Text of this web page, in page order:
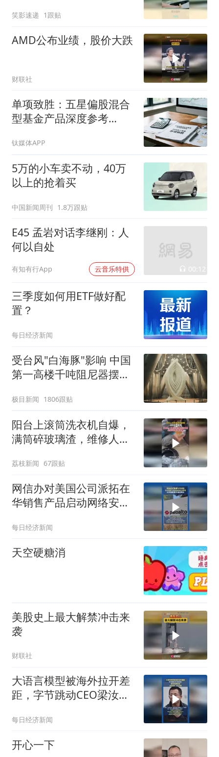
笑影速递 1跟贴
AMD公布业绩，股价大跌
财联社
单项致胜：五星偏股混合
型基金产品深度参考
钛媒体APP
5万的小车卖不动，40万
以上的抢着买
中国新闻周刊 1.8万跟贴
E45 孟岩对话李继刚：人
何以自处
有知有行App 云音乐特供 00:12
三季度如何用ETF做好配
置？
每日经济新闻
受台风"白海豚"影响 中国
第一高楼千吨阻尼器摆动
极目新闻 1806跟贴
阳台上滚筒洗衣机自爆，
满筒碎玻璃渣，维修人员
洗衣机自爆
荔枝新闻 67跟贴
网信办对美国公司派拓在
华销售产品启动网络安全
跳水
每日经济新闻
天空硬糖消
美股史上最大解禁冲击来
袭
财联社
大语言模型被海外拉开差
距，字节跳动CEO梁汝
自研和优化长期
每日经济新闻
开心一下